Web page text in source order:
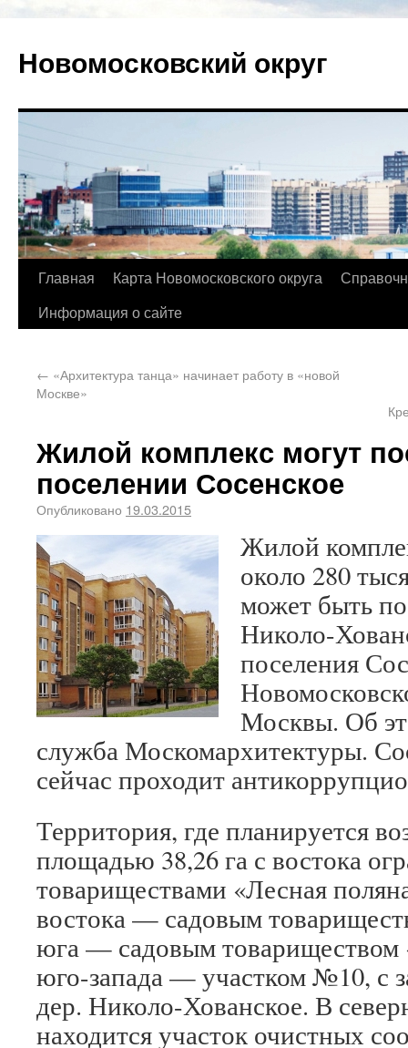
Новомосковский округ
Главная Карта Новомосковского округа
Информация о сайте
← «Архитектура танца» начинает работу в «новой
Москве»
Жилой комплекс могут
поселении Сосенское
Опубликовано 19.03.2015
Жилой
около 280
может быть
Николо-
поселения
Москвы. Об
служба Москомархитектуры.
сейчас проходит
Территория, где планируется
площадью 38,26 га с востока
товариществами «Лесная
востока — садовым
юга — садовым товариществом
юго-запада — участком №10, с
дер. Николо-Хованское. В
находится участок очистных